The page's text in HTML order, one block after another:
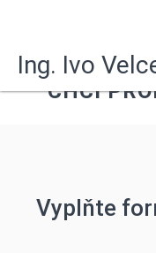
Ing. Ivo
CHCI
Vyplňte